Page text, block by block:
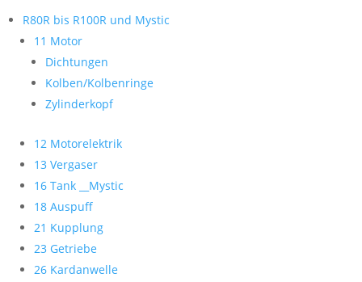
R80R bis R100R und Mystic
11 Motor
Dichtungen
Kolben/Kolbenringe
Zylinderkopf
12 Motorelektrik
13 Vergaser
16 Tank __Mystic
18 Auspuff
21 Kupplung
23 Getriebe
26 Kardanwelle